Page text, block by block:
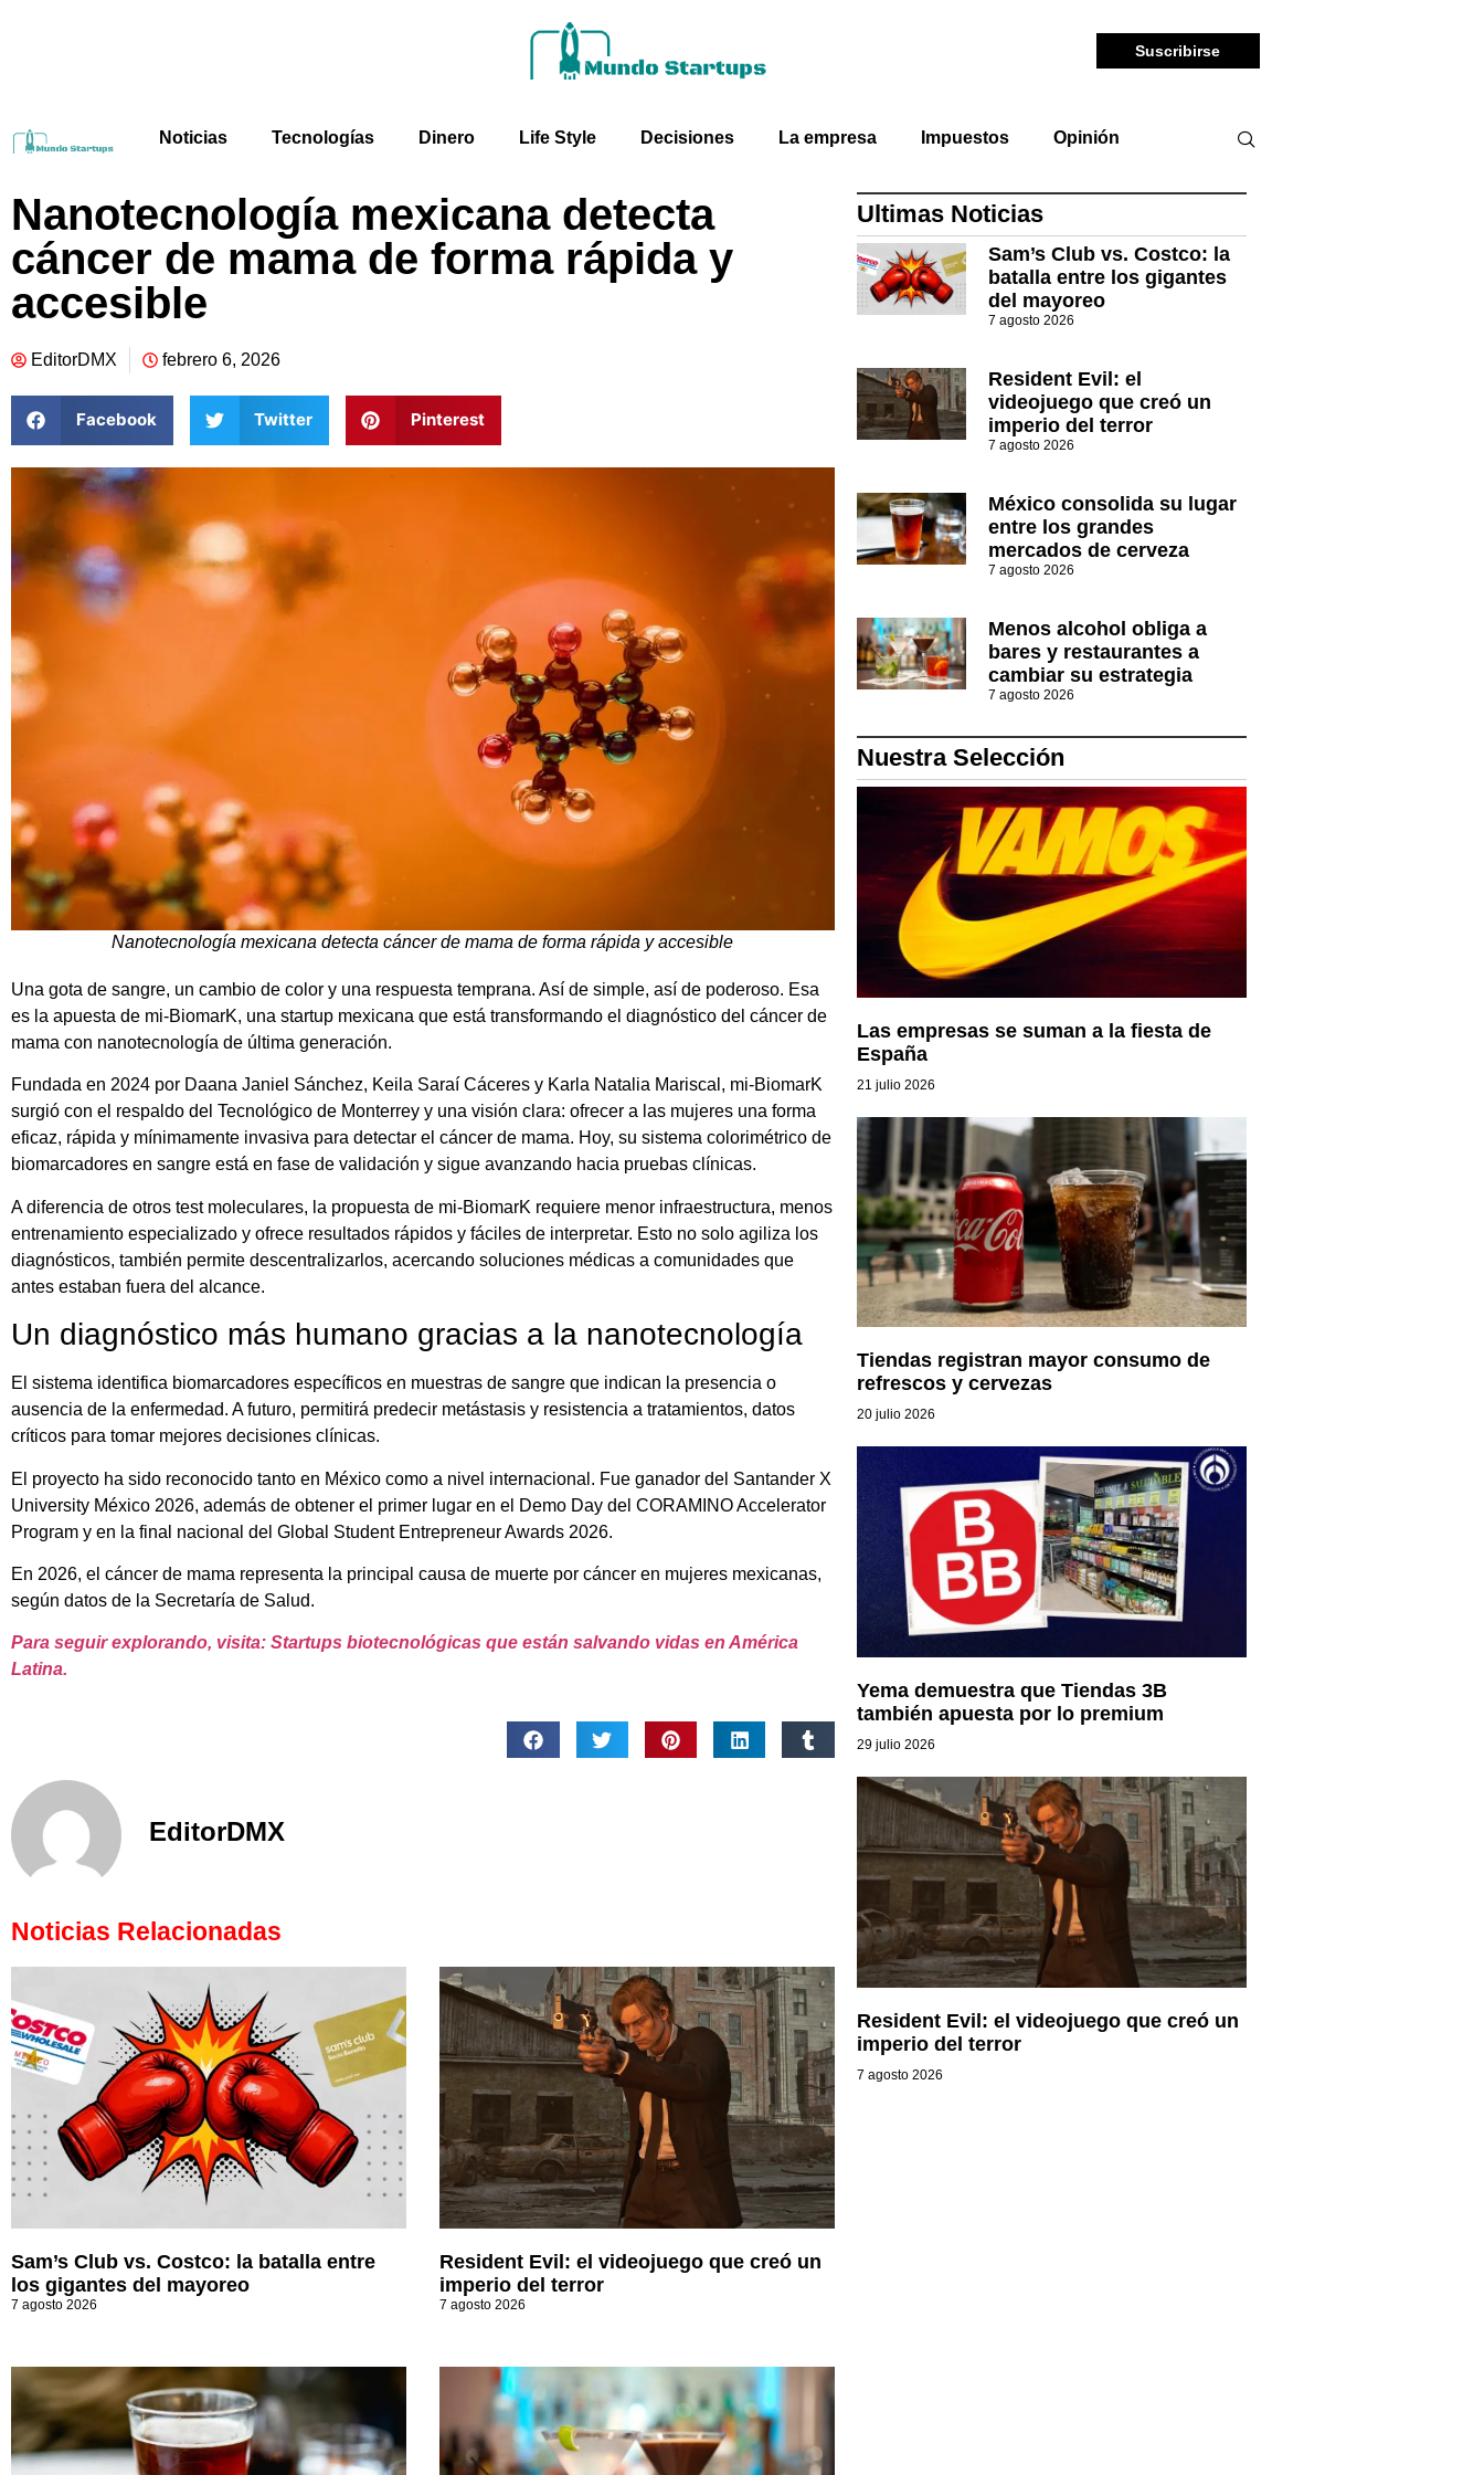
Suscribirse
Noticias Tecnologías Dinero Life Style Decisiones La empresa Impuestos Opinión
Nanotecnología mexicana detecta
cáncer de mama de forma rápida y
accesible
EditorDMX febrero 6, 2026
Facebook Twitter Pinterest
Nanotecnología mexicana detecta cáncer de mama de forma rápida y accesible
Una gota de sangre, un cambio de color y una respuesta temprana. Así de simple, así de poderoso. Esa
es la apuesta de mi-BiomarK, una startup mexicana que está transformando el diagnóstico del cáncer de
mama con nanotecnología de última generación.
Fundada en 2024 por Daana Janiel Sánchez, Keila Saraí Cáceres y Karla Natalia Mariscal, mi-BiomarK
surgió con el respaldo del Tecnológico de Monterrey y una visión clara: ofrecer a las mujeres una forma
eficaz, rápida y mínimamente invasiva para detectar el cáncer de mama. Hoy, su sistema colorimétrico de
biomarcadores en sangre está en fase de validación y sigue avanzando hacia pruebas clínicas.
A diferencia de otros test moleculares, la propuesta de mi-BiomarK requiere menor infraestructura, menos
entrenamiento especializado y ofrece resultados rápidos y fáciles de interpretar. Esto no solo agiliza los
diagnósticos, también permite descentralizarlos, acercando soluciones médicas a comunidades que
antes estaban fuera del alcance.
Un diagnóstico más humano gracias a la nanotecnología
El sistema identifica biomarcadores específicos en muestras de sangre que indican la presencia o
ausencia de la enfermedad. A futuro, permitirá predecir metástasis y resistencia a tratamientos, datos
críticos para tomar mejores decisiones clínicas.
El proyecto ha sido reconocido tanto en México como a nivel internacional. Fue ganador del Santander X
University México 2026, además de obtener el primer lugar en el Demo Day del CORAMINO Accelerator
Program y en la final nacional del Global Student Entrepreneur Awards 2026.
En 2026, el cáncer de mama representa la principal causa de muerte por cáncer en mujeres mexicanas,
según datos de la Secretaría de Salud.
Para seguir explorando, visita: Startups biotecnológicas que están salvando vidas en América
Latina.
EditorDMX
Noticias Relacionadas
Sam’s Club vs. Costco: la batalla entre
los gigantes del mayoreo
7 agosto 2026
Resident Evil: el videojuego que creó un
imperio del terror
7 agosto 2026
Ultimas Noticias
Sam’s Club vs. Costco: la
batalla entre los gigantes
del mayoreo
7 agosto 2026
Resident Evil: el
videojuego que creó un
imperio del terror
7 agosto 2026
México consolida su lugar
entre los grandes
mercados de cerveza
7 agosto 2026
Menos alcohol obliga a
bares y restaurantes a
cambiar su estrategia
7 agosto 2026
Nuestra Selección
Las empresas se suman a la fiesta de
España
21 julio 2026
Tiendas registran mayor consumo de
refrescos y cervezas
20 julio 2026
Yema demuestra que Tiendas 3B
también apuesta por lo premium
29 julio 2026
Resident Evil: el videojuego que creó un
imperio del terror
7 agosto 2026